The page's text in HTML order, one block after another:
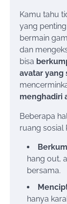
Kamu tahu
yang
bermain
dan
bisa
avatar yang
menghadiri
Beberapa
ruang sosial
hang out,
bersama.
hanya